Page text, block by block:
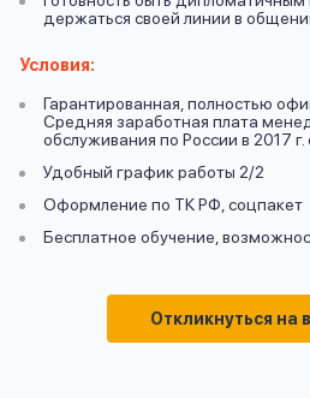
держаться своей линии в
Условия:
Гарантированная, полностью
Средняя заработная плата
обслуживания по России в 2017
Удобный график работы 2/2
Оформление по ТК РФ, соцпакет
Бесплатное обучение,
Откликнуться на
Оформить заявку
Войти под другим номером
Ответы